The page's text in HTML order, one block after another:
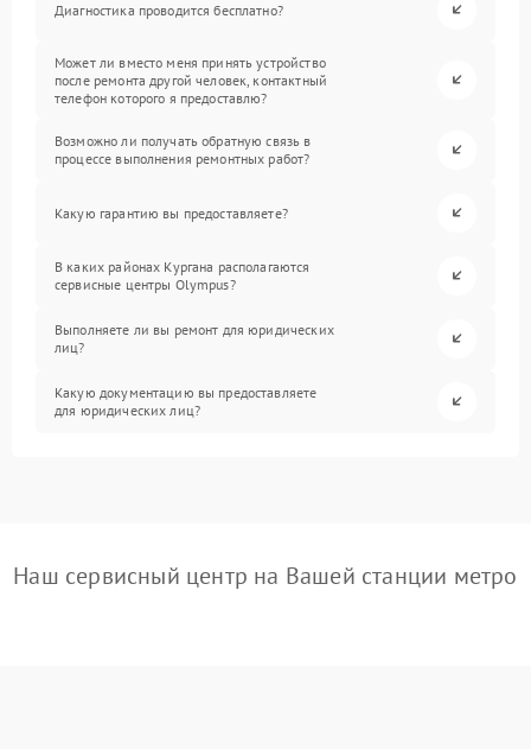
Диагностика проводится бесплатно?
Может ли вместо меня принять устройство
после ремонта другой человек, контактный
телефон которого я предоставлю?
Возможно ли получать обратную связь в
процессе выполнения ремонтных работ?
Какую гарантию вы предоставляете?
В каких районах Кургана располагаются
сервисные центры Olympus?
Выполняете ли вы ремонт для юридических
лиц?
Какую документацию вы предоставляете
для юридических лиц?
Наш сервисный центр на Вашей станции метро